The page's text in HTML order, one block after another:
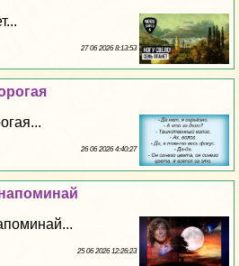
27 06 2026 8:13:53
26 06 2026 4:40:27
25 06 2026 12:26:23